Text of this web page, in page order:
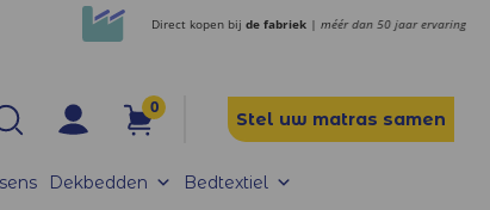
Direct kopen bijde fabriek | méér dan 50 jaar ervaring
0
Stel uw matras samen
Dekbedden
Bedtextiel